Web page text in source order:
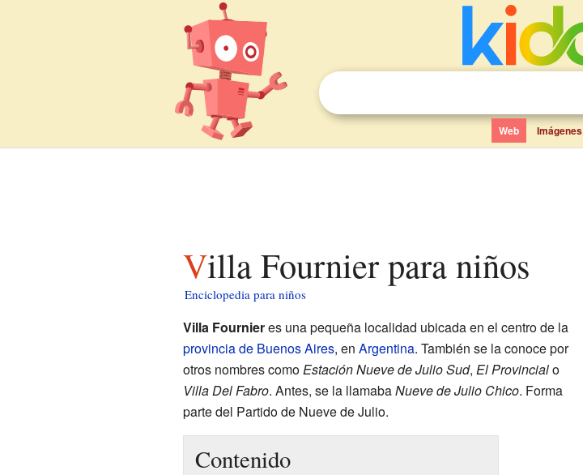
Web Imágenes
Villa Fournier para niños
Enciclopedia para niños
Villa Fournieres una pequeña localidad ubicada en el centro de la
provincia de Buenos Aires, en Argentina. También se la conoce por
otros nombres comoEstación Nueve de Julio Sud, El Provincialo
Villa Del Fabro. Antes, se la llamabaNueve de Julio Chico. Forma
parte del Partido de Nueve de Julio.
Contenido